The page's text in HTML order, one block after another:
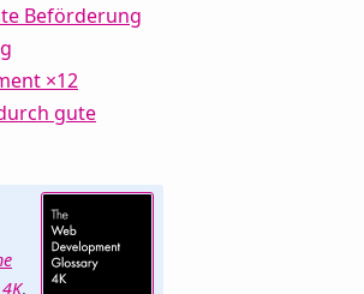
Beförderung
×12
gute
.